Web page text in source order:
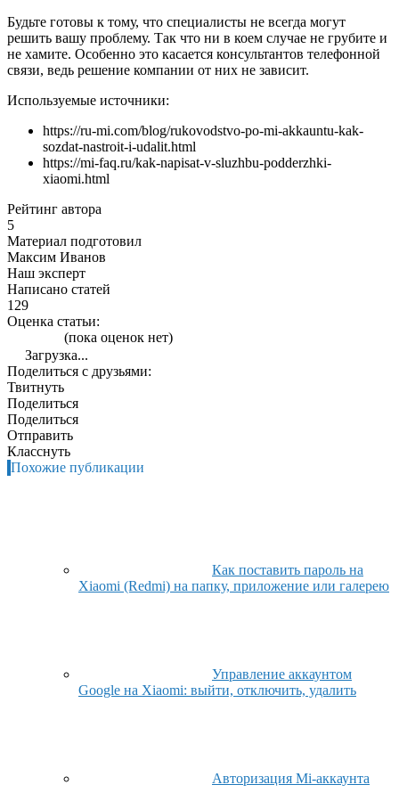
Будьте готовы к тому, что специалисты не всегда могут
решить вашу проблему. Так что ни в коем случае не грубите и
не хамите. Особенно это касается консультантов телефонной
связи, ведь решение компании от них не зависит.
Используемые источники:
https://ru-mi.com/blog/rukovodstvo-po-mi-akkauntu-kak-
sozdat-nastroit-i-udalit.html
https://mi-faq.ru/kak-napisat-v-sluzhbu-podderzhki-
xiaomi.html
Рейтинг автора
5
Материал подготовил
Максим Иванов
Наш эксперт
Написано статей
129
Оценка статьи:
(пока оценок нет)
Загрузка...
Поделиться с друзьями:
Твитнуть
Поделиться
Поделиться
Отправить
Класснуть
Похожие публикации
Как поставить пароль на
Xiaomi (Redmi) на папку, приложение или галерею
Управление аккаунтом
Google на Xiaomi: выйти, отключить, удалить
Авторизация Mi-аккаунта